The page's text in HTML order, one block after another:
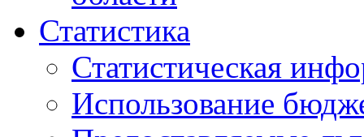
Статистика
Статистическая
Использование